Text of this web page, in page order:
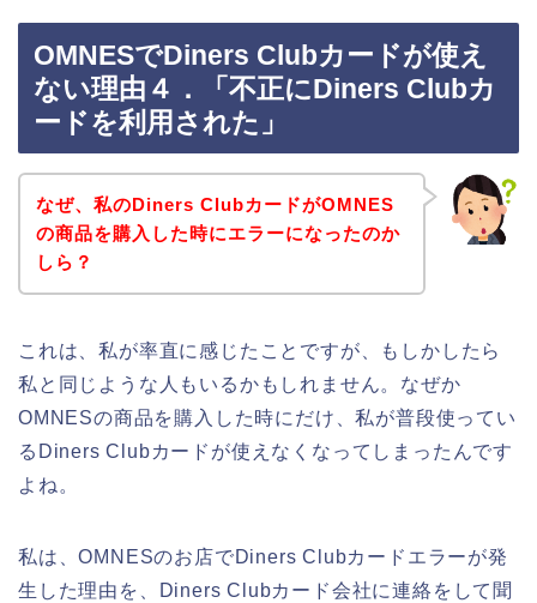
OMNESでDiners Clubカードが使え
ない理由４．「不正にDiners Clubカ
ードを利用された」
なぜ、私のDiners ClubカードがOMNES
の商品を購入した時にエラーになったのか
しら？
これは、私が率直に感じたことですが、もしかしたら
私と同じような人もいるかもしれません。なぜか
OMNESの商品を購入した時にだけ、私が普段使ってい
るDiners Clubカードが使えなくなってしまったんです
よね。
私は、OMNESのお店でDiners Clubカードエラーが発
生した理由を、Diners Clubカード会社に連絡をして聞